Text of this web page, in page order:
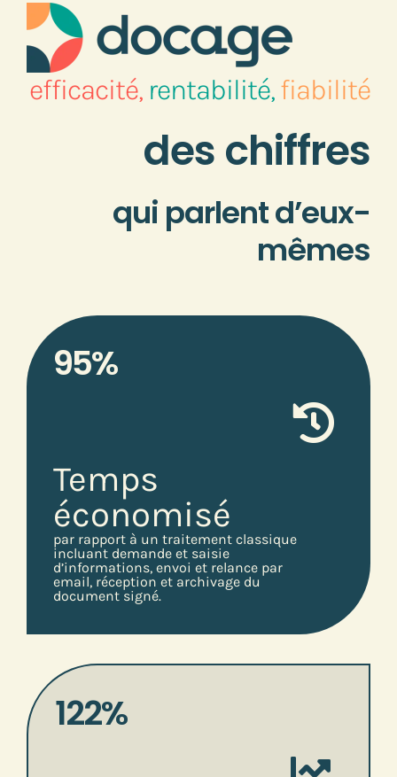
efficacité, rentabilité,fiabilité
des chiffres
qui parlent d’eux-
mêmes
95%
Temps
économisé
par rapport à un traitement classique
incluant demande et saisie
d’informations, envoi et relance par
email, réception et archivage du
document signé.
122%